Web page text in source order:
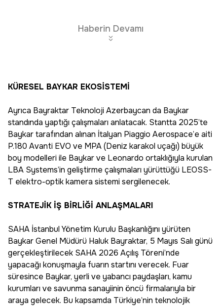
Haberin Devamı
KÜRESEL BAYKAR EKOSİSTEMİ
Ayrıca Bayraktar Teknoloji Azerbaycan da Baykar
standında yaptığı çalışmaları anlatacak. Stantta 2025’te
Baykar tarafından alınan İtalyan Piaggio Aerospace’e aiti
P.180 Avanti EVO ve MPA (Deniz karakol uçağı) büyük
boy modelleri ile Baykar ve Leonardo ortaklığıyla kurulan
LBA Systems’in geliştirme çalışmaları yürüttüğü LEOSS-
T elektro-optik kamera sistemi sergilenecek.
STRATEJİK İŞ BİRLİĞİ ANLAŞMALARI
SAHA İstanbul Yönetim Kurulu Başkanlığını yürüten
Baykar Genel Müdürü Haluk Bayraktar, 5 Mayıs Salı günü
gerçekleştirilecek SAHA 2026 Açılış Töreni’nde
yapacağı konuşmayla fuarın startını verecek. Fuar
süresince Baykar, yerli ve yabancı paydaşları, kamu
kurumları ve savunma sanayiinin öncü firmalarıyla bir
araya gelecek. Bu kapsamda Türkiye’nin teknolojik